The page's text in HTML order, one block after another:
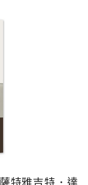
特雅吉特．達